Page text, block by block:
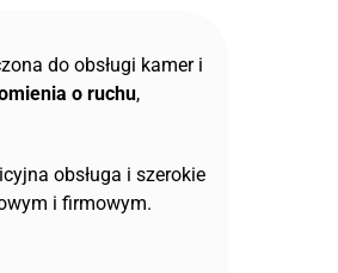
do obsługi kamer i
o ruchu,
obsługa i szerokie
i firmowym.